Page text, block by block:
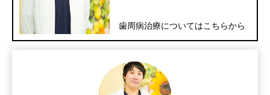
歯周病治療についてはこちらから